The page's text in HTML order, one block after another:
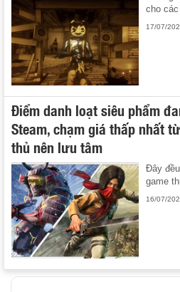
cho
17/07/
Điểm danh loạt siêu phẩm
Steam, chạm giá thấp nhất
thủ nên lưu tâm
Đây
game
16/07/